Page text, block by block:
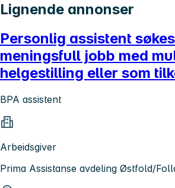
Lignende annonser
Personlig assistent
meningsfull jobb med
helgestilling eller som
BPA assistent
Arbeidsgiver
Prima Assistanse avdeling Østfold/